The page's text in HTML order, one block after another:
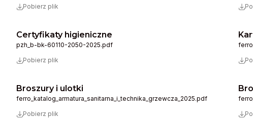
Pobierz plik
Certyfikaty higieniczne
pzh_b-bk-60110-2050-2025.pdf
Pobierz plik
Broszury i ulotki
ferro_katalog_armatura_sanitarna_i_technika_grzewcza_2025.pdf
Pobierz plik